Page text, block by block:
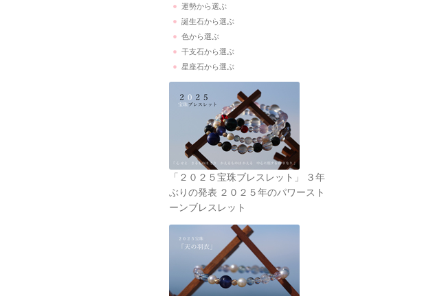
運勢から選ぶ
誕生石から選ぶ
色から選ぶ
干支石から選ぶ
星座石から選ぶ
「２０２５宝珠ブレスレット」 ３年
ぶりの発表 ２０２５年のパワースト
ーンブレスレット